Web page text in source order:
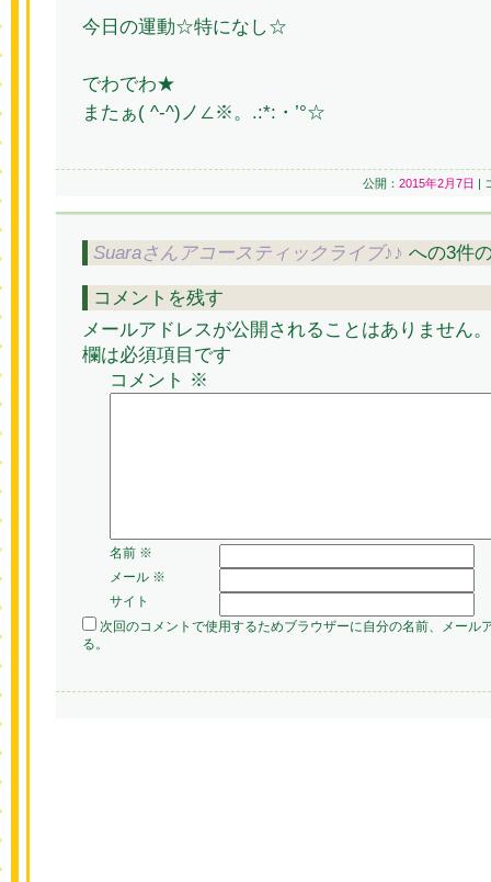
今日の運動☆特になし☆
でわでわ★
またぁ( ^-^)ノ∠※。.:*:・’°☆
公開： 2015年2月7日 |
Suaraさんアコースティックライブ♪♪ への3件
コメントを残す
メールアドレスが公開されることはありません。
欄は必須項目です
コメント ※
名前 ※
メール ※
サイト
次回のコメントで使用するためブラウザーに自分の名前、メール
る。